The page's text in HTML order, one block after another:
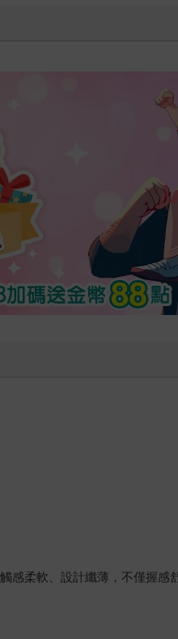
感柔軟、設計纖薄，不僅握